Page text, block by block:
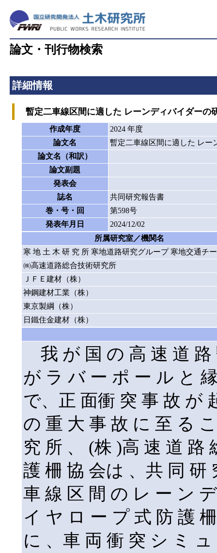
論文・刊行物検索
詳細情報
暫定二車線区間に適した レーンディバイダーの
作成年度
2024 年度
論文名
暫定二車線区間に適した レー
論文名（和訳）
論文副題
発表会
誌名
共同研究報告書
巻・号・回
第598号
発表年月日
2024/12/02
所属研究室／機関名
寒 地 土 木 研 究 所 寒地道路研究グループ 寒地交通チ
㈱高速道路総合技術研究所
ＪＦＥ建材（株）
神鋼建材工業（株）
東京製綱（株）
日鐵住金建材（株）
我 が 国 の 高 速 道 路
が ラ バ ー ポ ー ル と
で、正 面衝 突 事 故 が
の 重 大 事 故 に 至 る
究 所 、 (株 )高 速 道 路
護 柵 協 会は 、共 同 研
車 線 区 間 の レ ー ン
イ ヤ ロ ー プ 式 防 護
に 、車 両 衝 突 シ ミ